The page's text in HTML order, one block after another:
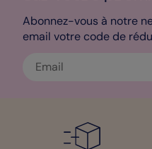
d’anniversaire et de lui
couleurs !
Mathilde - Pop Designer
Abonnez-vous à notre
email votre code de